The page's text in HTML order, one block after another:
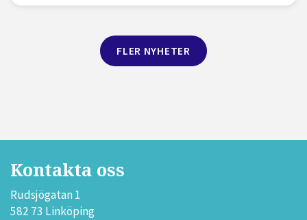
FLER NYHETER
Kontakta oss
Rudsjögatan 1
582 73 Linköping